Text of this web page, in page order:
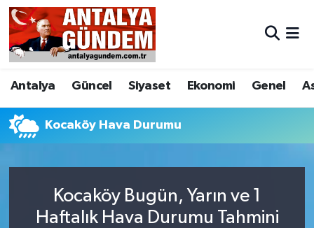
Antalya Güncel Siyaset Ekonomi Genel
Kocaköy Hava Durumu
Kocaköy Bugün, Yarın ve 1
Haftalık Hava Durumu Tahmini
Antalya
Asayiş
Bilim & Teknoloji
EĞİTİM
Antalya Nöbetçi Eczaneler
Antalya Hava Durumu
Antalya Namaz Vakitleri
Süper Lig Puan Durumu ve Fikstür